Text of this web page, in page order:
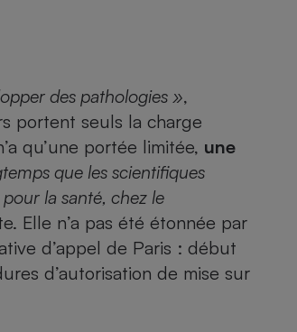
des pathologies »,
portent seuls la charge
qu’une portée limitée, une
que les scientifiques
la santé, chez le
Elle n’a pas été étonnée par
d’appel de Paris : début
d’autorisation de mise sur